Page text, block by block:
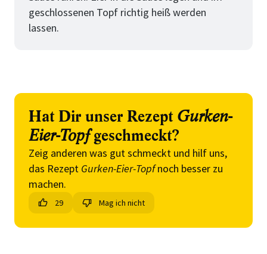
geschlossenen Topf richtig heiß werden
lassen.
Hat Dir unser Rezept Gurken-
Eier-Topfgeschmeckt?
Zeig anderen was gut schmeckt und hilf uns,
das Rezept Gurken-Eier-Topfnoch besser zu
machen.
29 Mag ich nicht